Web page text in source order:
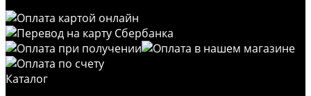
Каталог